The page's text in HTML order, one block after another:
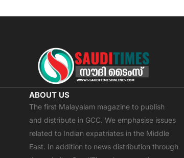
ABOUT US
The first Malayalam magazine to publish
and distribute in GCC. We emphasise issues
related to Indian expatriates in the Middle
East. In addition to news distribution through